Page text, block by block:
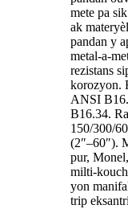
mete pa
ak
pandan y
metal-a-
rezistans
korozyon.
ANSI
B16.34.
150/300/
(2″–60″).
pur,
milti-
yon
trip